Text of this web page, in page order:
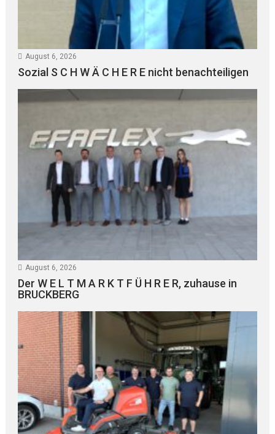
August 6, 2026
Sozial S C H W Ä C H E R E nicht benachteiligen
August 6, 2026
Der W E L T M A R K T F Ü H R E R, zuhause in
BRUCKBERG